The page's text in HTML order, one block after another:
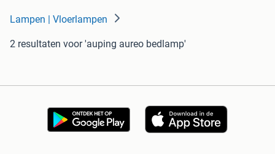
Lampen | Vloerlampen
2 resultaten voor 'auping aureo bedlamp'